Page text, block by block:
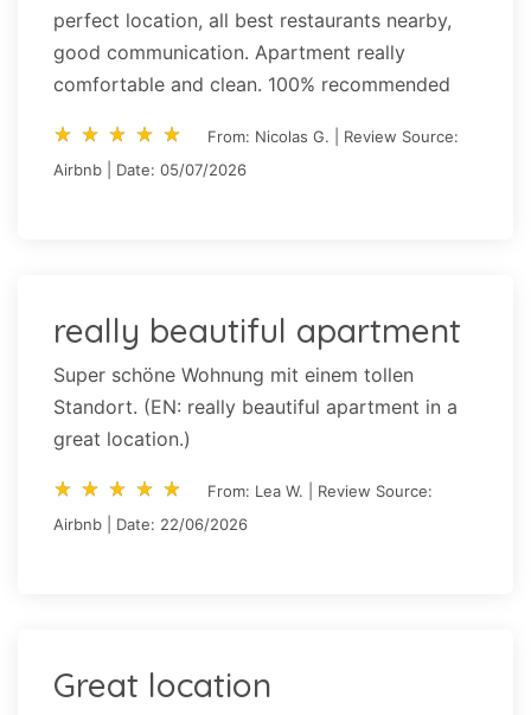
perfect location, all best restaurants nearby,
good communication. Apartment really
comfortable and clean. 100% recommended
star_rate star_rate star_rate star_rate star_rate
star_rate star_rate star_rate star_rate star_rate
From: Nicolas G. | Review Source:
Airbnb | Date: 05/07/2026
really beautiful apartment
Super schöne Wohnung mit einem tollen
Standort. (EN: really beautiful apartment in a
great location.)
star_rate star_rate star_rate star_rate star_rate
star_rate star_rate star_rate star_rate star_rate
From: Lea W. | Review Source:
Airbnb | Date: 22/06/2026
Great location